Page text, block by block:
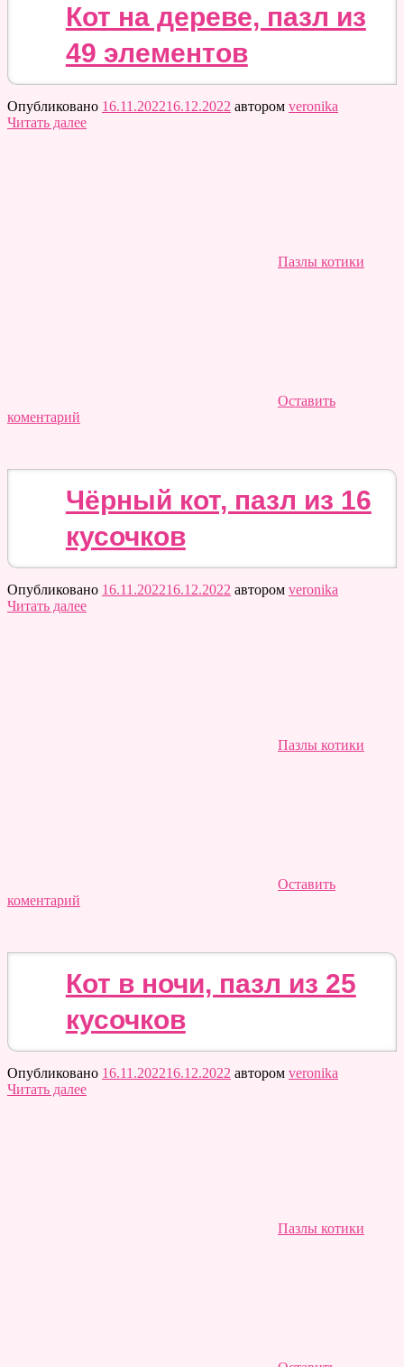
Кот на дереве, пазл из
49 элементов
Опубликовано 16.11.202216.12.2022 автором veronika
Читать далее
Пазлы котики
Оставить
коментарий
Чёрный кот, пазл из 16
кусочков
Опубликовано 16.11.202216.12.2022 автором veronika
Читать далее
Пазлы котики
Оставить
коментарий
Кот в ночи, пазл из 25
кусочков
Опубликовано 16.11.202216.12.2022 автором veronika
Читать далее
Пазлы котики